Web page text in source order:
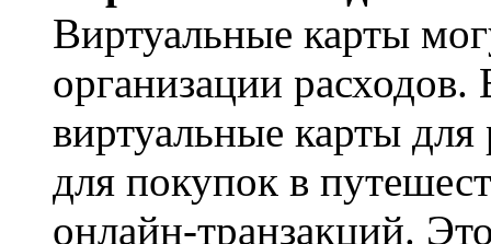
Виртуальные карты
организации
виртуальные карты
для покупок в
онлайн-транзакций.